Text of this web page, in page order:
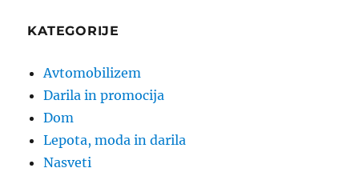
KATEGORIJE
Avtomobilizem
Darila in promocija
Dom
Lepota, moda in darila
Nasveti